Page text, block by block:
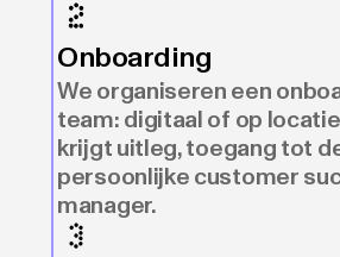
Onboarding
We organiseren een
team: digitaal of op
krijgt uitleg, toegang tot
persoonlijke customer
manager.